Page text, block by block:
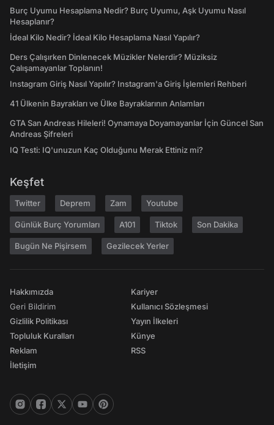
Burç Uyumu Hesaplama Nedir? Burç Uyumu, Aşk Uyumu Nasıl
Hesaplanır?
İdeal Kilo Nedir? İdeal Kilo Hesaplama Nasıl Yapılır?
Ders Çalışırken Dinlenecek Müzikler Nelerdir? Müziksiz
Çalışamayanlar Toplanın!
Instagram Giriş Nasıl Yapılır? Instagram'a Giriş İşlemleri Rehberi
41 Ülkenin Bayrakları ve Ülke Bayraklarının Anlamları
GTA San Andreas Hileleri! Oynamaya Doyamayanlar İçin Güncel San
Andreas Şifreleri
IQ Testi: IQ'unuzun Kaç Olduğunu Merak Ettiniz mi?
Keşfet
Twitter Deprem Zam Youtube
Günlük Burç Yorumları A101 Tiktok Son Dakika
Bugün Ne Pişirsem Gezilecek Yerler
Hakkımızda
Geri Bildirim
Gizlilik Politikası
Topluluk Kuralları
Reklam
İletişim
Kariyer
Kullanıcı Sözleşmesi
Yayın İlkeleri
Künye
RSS